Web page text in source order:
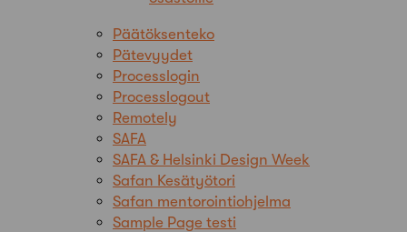
Päätöksenteko
Pätevyydet
Processlogin
Processlogout
Remotely
SAFA
SAFA & Helsinki Design Week
Safan Kesätyötori
Safan mentorointiohjelma
Sample Page testi